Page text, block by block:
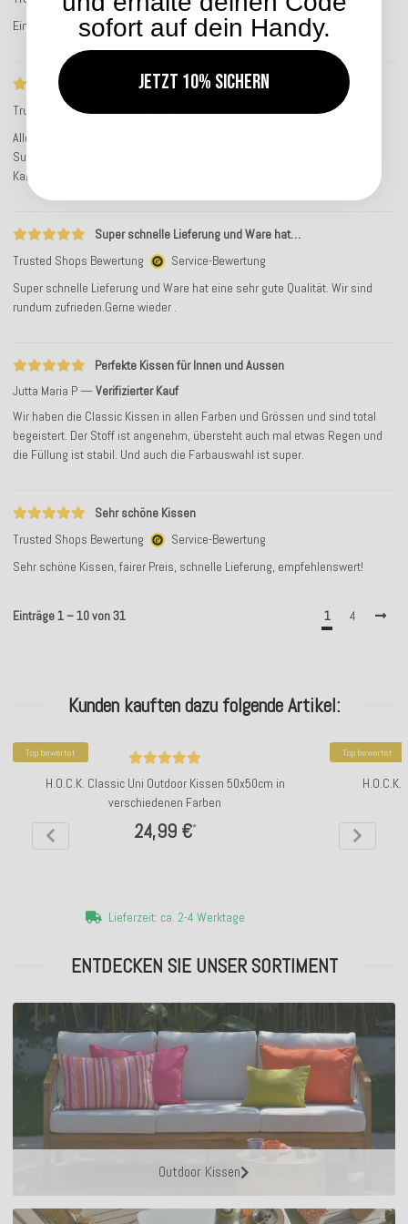
Ein perfekter Kundenservice! Ganz herzlichen Dank!
Alles bestens gelaufen.
Trusted Shops Bewertung
Alles bestens gelaufen.
Super Qualität.
Kann ich nur weiter empfehlen
Super schnelle Lieferung und Ware hat…
Trusted Shops Bewertung
Service-Bewertung
Super schnelle Lieferung und Ware hat eine sehr gute Qualität. Wir sind
rundum zufrieden.Gerne wieder .
Perfekte Kissen für Innen und Aussen
Jutta Maria P
Verifizierter Kauf
Wir haben die Classic Kissen in allen Farben und Grössen und sind total
begeistert. Der Stoff ist angenehm, übersteht auch mal etwas Regen und
die Füllung ist stabil. Und auch die Farbauswahl ist super.
Sehr schöne Kissen
Trusted Shops Bewertung
Service-Bewertung
Sehr schöne Kissen, fairer Preis, schnelle Lieferung, empfehlenswert!
Einträge 1 – 10 von 31 1 4
Kunden kauften dazu folgende Artikel:
Top bewertet
H.O.C.K. Classic Uni Outdoor Kissen 50x50cm in
verschiedenen Farben
24,99 €*
Lieferzeit: ca. 2-4 Werktage
Top bewertet
ENTDECKEN SIE UNSER SORTIMENT
Outdoor Kissen
sofort auf dein Handy.
Jetzt 10% sichern